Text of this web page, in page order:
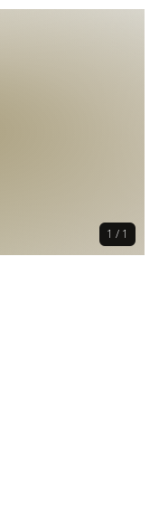
1 / 1